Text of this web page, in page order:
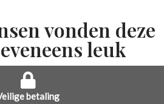
vonden deze
leuk
betaling